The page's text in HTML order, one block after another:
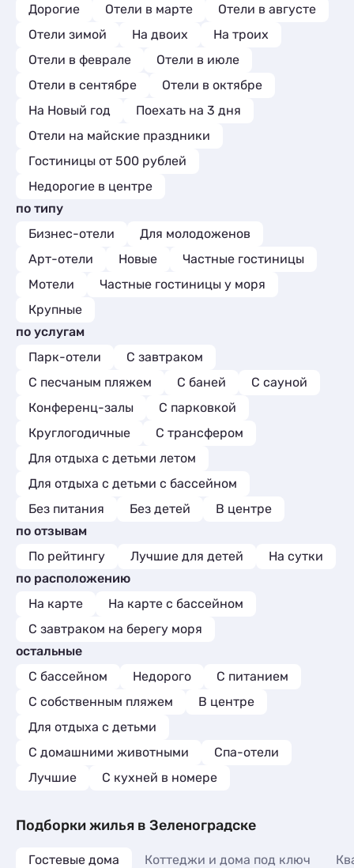
5
Дорогие
Отели в марте
Отели в августе
Отели зимой
На двоих
На троих
Отели в феврале
Отели в июле
Отели в сентябре
Отели в октябре
На Новый год
Поехать на 3 дня
Отели на майские праздники
Гостиницы от 500 рублей
Недорогие в центре
по типу
Бизнес-отели
Для молодоженов
Арт-отели
Новые
Частные гостиницы
Мотели
Частные гостиницы у моря
Крупные
по услугам
Парк-отели
С завтраком
С песчаным пляжем
С баней
С сауной
Конференц-залы
С парковкой
Круглогодичные
С трансфером
Для отдыха с детьми летом
Для отдыха с детьми с бассейном
Без питания
Без детей
В центре
по отзывам
По рейтингу
Лучшие для детей
На сутки
по расположению
На карте
На карте с бассейном
С завтраком на берегу моря
остальные
С бассейном
Недорого
С питанием
С собственным пляжем
В центре
Для отдыха с детьми
С домашними животными
Спа-отели
Лучшие
C кухней в номере
Подборки жилья в Зеленоградске
Гостевые дома Коттеджи и дома под ключ